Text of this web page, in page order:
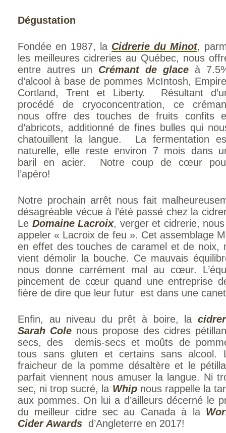
Dégustation
Fondée en 1987, la Cidrerie du Minot,
les meilleures cidreries au Québec, nous
entre autres un Crémant de glace à
d’alcool à base de pommes McIntosh,
Cortland, Trent et Liberty. Résultant
procédé de cryoconcentration, ce
nous offre des touches de fruits confits
d’abricots, additionné de fines bulles qui
chatouillent la langue. La fermentation
naturelle, elle reste environ 7 mois dans
baril en acier. Notre coup de cœur
l’apéro!
Notre prochain arrêt nous fait
désagréable vécue à l’été passé chez la
Le Domaine Lacroix, verger et cidrerie,
appeler « Lacroix de feu ». Cet assemblage
en effet des touches de caramel et de noix,
vient démolir la bouche. Ce mauvais
nous donne carrément mal au cœur.
pincement de cœur quand une entreprise
fière de dire que leur futur est dans une
Enfin, au niveau du prêt à boire, la
Sarah Cole nous propose des cidres
secs, des demis-secs et moûts de
tous sans gluten et certains sans alcool.
fraicheur de la pomme désaltère et le
parfait viennent nous amuser la langue. Ni
sec, ni trop sucré, la Whipnous rappelle la
aux pommes. On lui a d’ailleurs décerné le
du meilleur cidre sec au Canada à la
Cider Awards d’Angleterre en 2017!